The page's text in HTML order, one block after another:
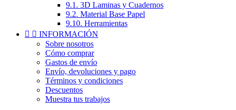
9.1. 3D Laminas y Cuadernos
9.2. Material Base Papel
9.10. Herramientas
  INFORMACIÓN
Sobre nosotros
Cómo comprar
Gastos de envío
Envío, devoluciones y pago
Términos y condiciones
Descuentos
Muestra tus trabajos